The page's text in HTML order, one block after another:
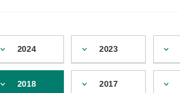
2024 2023
2018 2017